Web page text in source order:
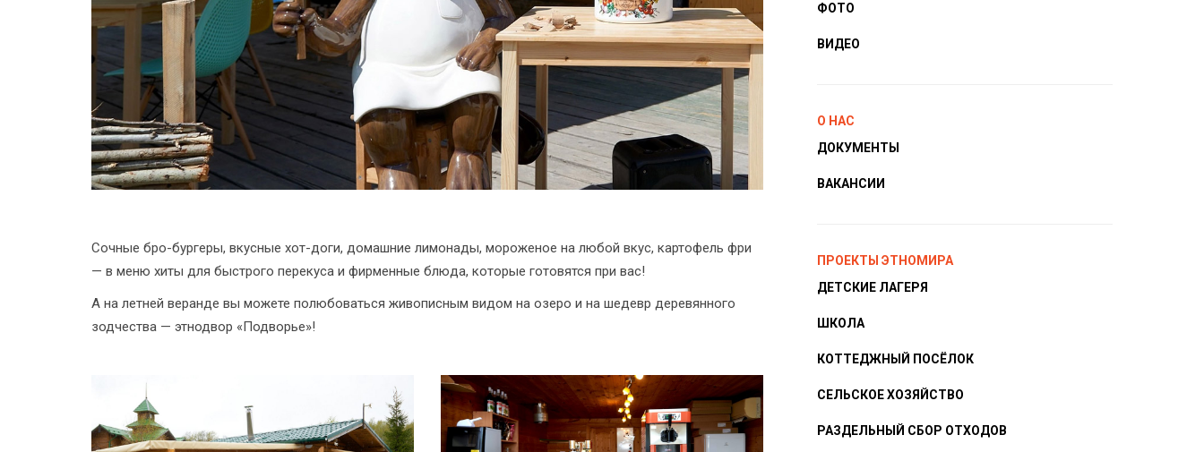
Сочные бро-бургеры, вкусные хот-доги, домашние лимонады, мороженое на любой вкус, картофель фри
— в меню хиты для быстрого перекуса и фирменные блюда, которые готовятся при вас!
А на летней веранде вы можете полюбоваться живописным видом на озеро и на шедевр деревянного
зодчества — этнодвор «Подворье»!
ФОТО
ВИДЕО
О НАС
ДОКУМЕНТЫ
ВАКАНСИИ
ПРОЕКТЫ ЭТНОМИРА
ДЕТСКИЕ ЛАГЕРЯ
ШКОЛА
КОТТЕДЖНЫЙ ПОСЁЛОК
СЕЛЬСКОЕ ХОЗЯЙСТВО
РАЗДЕЛЬНЫЙ СБОР ОТХОДОВ